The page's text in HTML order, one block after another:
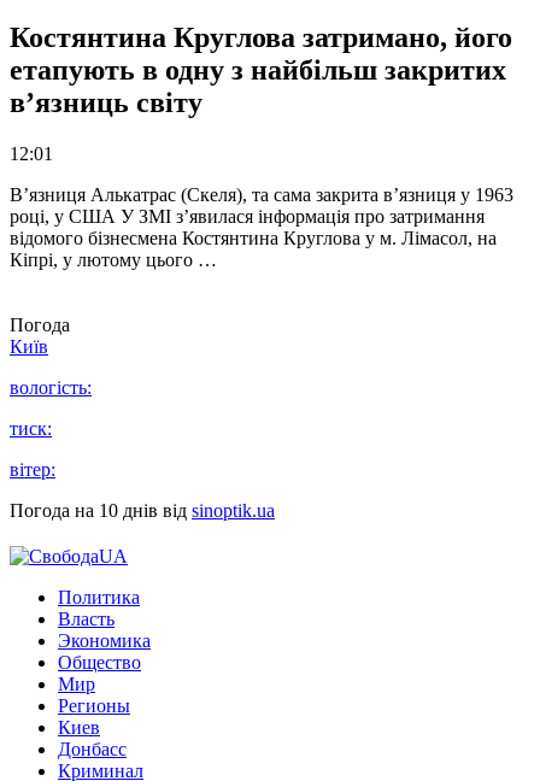
Костянтина Круглова затримано, його
етапують в одну з найбільш закритих
в’язниць світу
12:01
В’язниця Алькатрас (Скеля), та сама закрита в’язниця у 1963
році, у США У ЗМІ з’явилася інформація про затримання
відомого бізнесмена Костянтина Круглова у м. Лімасол, на
Кіпрі, у лютому цього …
Погода
Київ
вологість:
тиск:
вітер:
Погода на 10 днів від sinoptik.ua
Политика
Власть
Экономика
Общество
Мир
Регионы
Киев
Донбасс
Криминал